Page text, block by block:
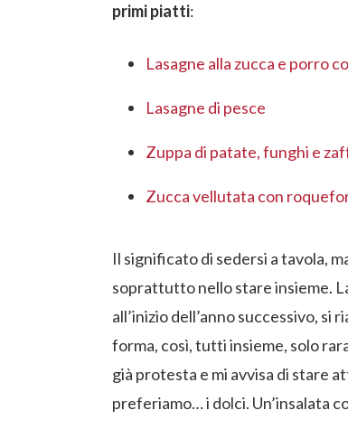
primi piatti:
Lasagne alla zucca e porro
Lasagne di pesce
Zuppa di patate, funghi e
Zucca vellutata con
Il significato di sedersi a tavola,
soprattutto nello stare insieme.
all’inizio dell’anno successivo, si
forma, così, tutti insieme, solo
già protesta e mi avvisa di stare
preferiamo… i dolci. Un’insalata